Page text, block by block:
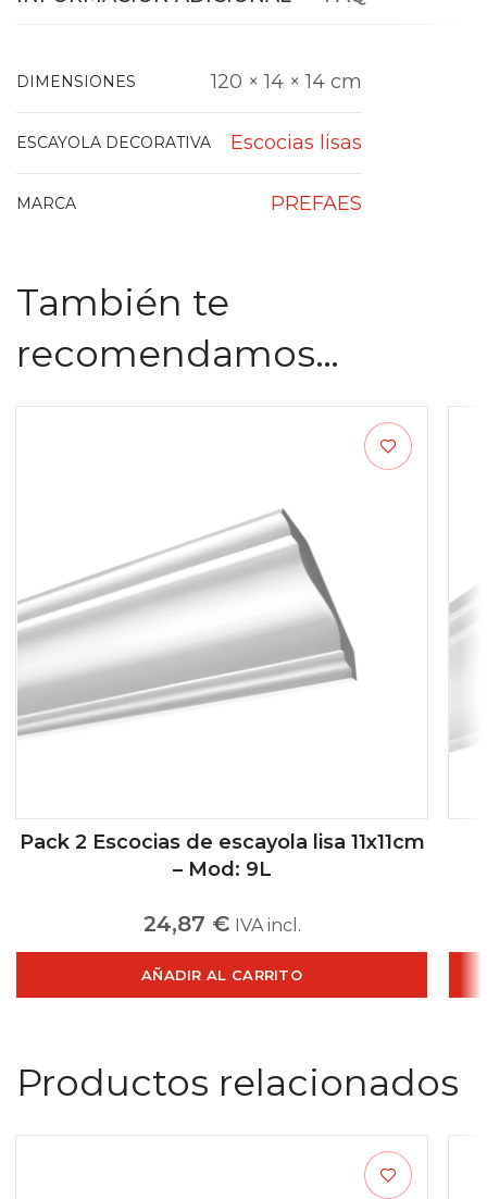
DIMENSIONES 120 × 14 × 14 cm
ESCAYOLA DECORATIVA Escocias lisas
MARCA PREFAES
También te
recomendamos…
Pack 2 Escocias de escayola lisa 11x11cm
– Mod: 9L
24,87 € IVA incl.
AÑADIR AL CARRITO
Productos relacionados